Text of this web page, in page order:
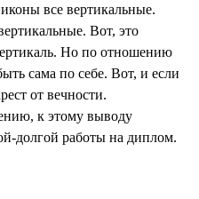
все вертикальные.
Вот, это
Но по отношению
сама по себе. Вот, и если
от вечности.
к этому выводу
долгой работы на диплом.